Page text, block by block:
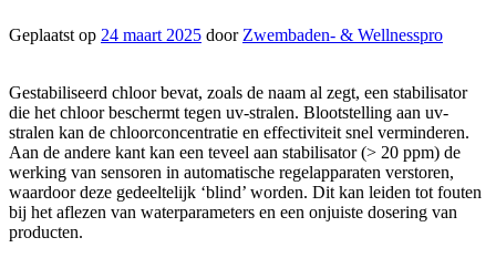
Geplaatst op 24 maart 2025 door Zwembaden- & Wellnesspro
Gestabiliseerd chloor bevat, zoals de naam al zegt, een stabilisator
die het chloor beschermt tegen uv-stralen. Blootstelling aan uv-
stralen kan de chloorconcentratie en effectiviteit snel verminderen.
Aan de andere kant kan een teveel aan stabilisator (> 20 ppm) de
werking van sensoren in automatische regelapparaten verstoren,
waardoor deze gedeeltelijk ‘blind’ worden. Dit kan leiden tot fouten
bij het aflezen van waterparameters en een onjuiste dosering van
producten.